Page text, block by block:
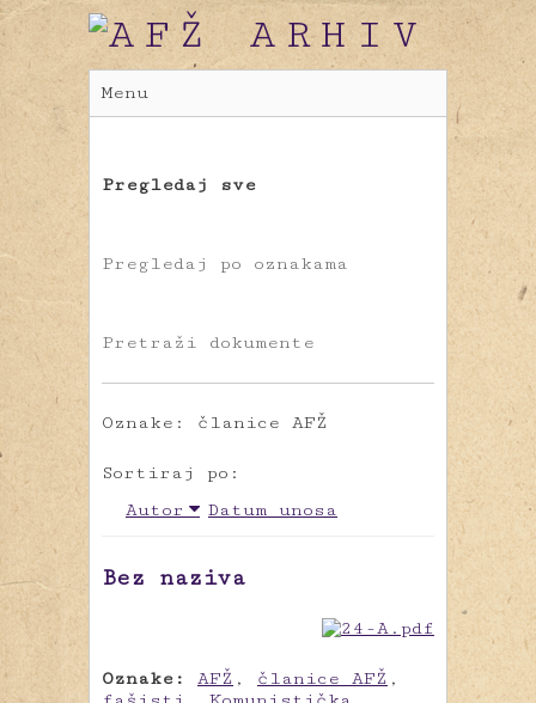
Menu
Pregledaj sve
Pregledaj po oznakama
Pretraži dokumente
Oznake: članice AFŽ
Sortiraj po:
Autor
Datum unosa
Bez naziva
Oznake: AFŽ , članice AFŽ ,